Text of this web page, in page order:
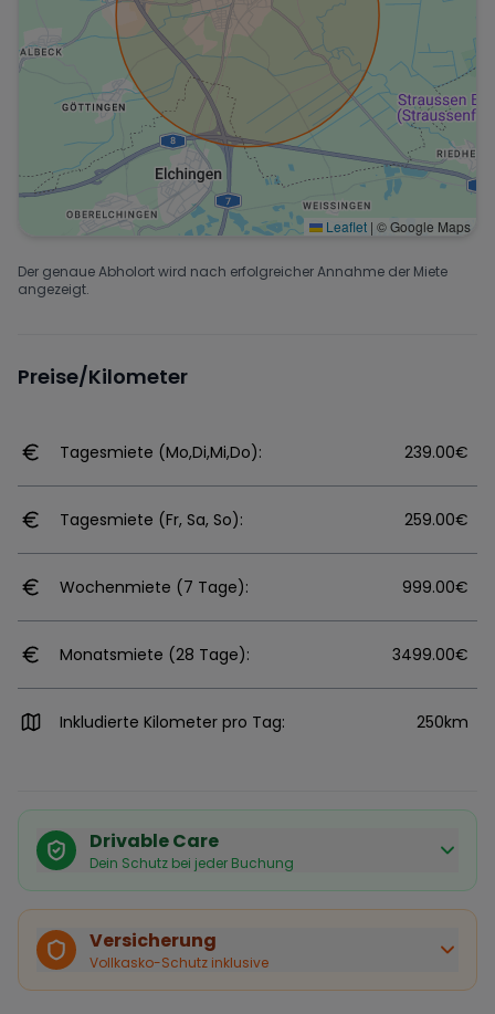
Leaflet | © Google Maps
Der genaue Abholort wird nach erfolgreicher Annahme der Miete
angezeigt.
Preise/Kilometer
Tagesmiete (Mo,Di,Mi,Do): 239.00€
Tagesmiete (Fr, Sa, So): 259.00€
Wochenmiete (7 Tage): 999.00€
Monatsmiete (28 Tage): 3499.00€
Inkludierte Kilometer pro Tag: 250km
Drivable Care
Dein Schutz bei jeder Buchung
Käuferschutz inklusive
Bei Stornierung durch den Vermieter erhältst du eine
vollständige Rückerstattung.
Sofortige Bestätigung
Versicherung
Vollkasko-Schutz inklusive